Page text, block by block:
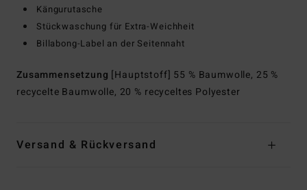
Kängurutasche
Stückwaschung für Extra-Weichheit
Billabong-Label an der Seitennaht
Zusammensetzung [Hauptstoff] 55 % Baumwolle, 25 %
recycelte Baumwolle, 20 % recyceltes Polyester
Versand & Rückversand